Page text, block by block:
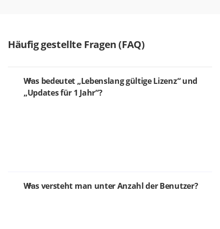
Häufig gestellte Fragen (FAQ)
Was bedeutet „Lebenslang gültige Lizenz“ und
„Updates für 1 Jahr“?
Was versteht man unter Anzahl der Benutzer?